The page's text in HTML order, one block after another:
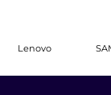
Lenovo